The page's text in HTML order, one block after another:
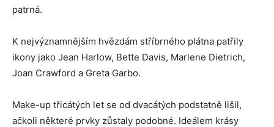
patrná.
K nejvýznamnějším hvězdám stříbrného plátna patřily
ikony jako Jean Harlow, Bette Davis, Marlene Dietrich,
Joan Crawford a Greta Garbo.
Make-up třicátých let se od dvacátých podstatně lišil,
ačkoli některé prvky zůstaly podobné. Ideálem krásy